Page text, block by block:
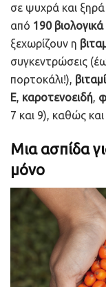
σε ψυχρά και
από 190
ξεχωρίζουν η
συγκεντρώσεις
πορτοκάλι!),
Ε, καροτενοειδή,
7 και 9), καθώς και
Μια ασπίδα
μόνο